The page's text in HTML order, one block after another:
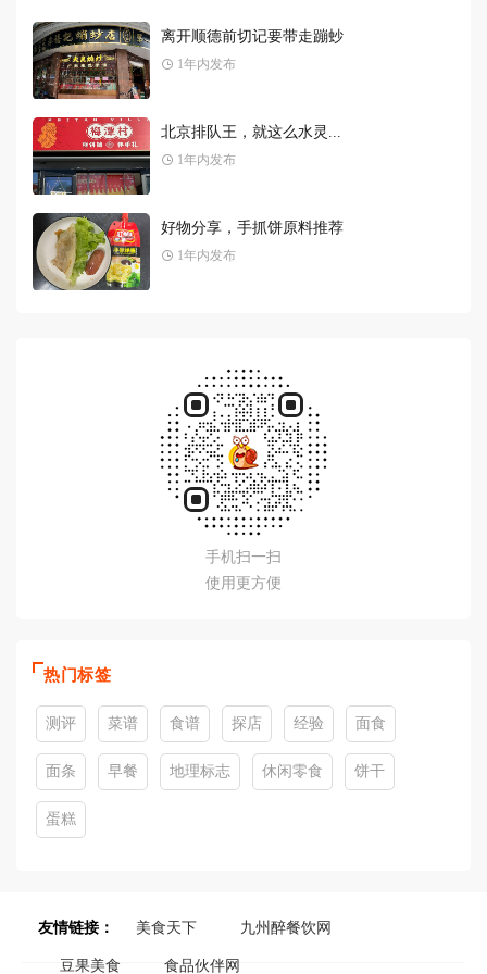
手机扫一扫
使用更方便
热门标签
测评 菜谱 食谱 探店 经验 面食
面条 早餐 地理标志 休闲零食 饼干
蛋糕
友情链接： 美食天下 九州醉餐饮网
豆果美食 食品伙伴网